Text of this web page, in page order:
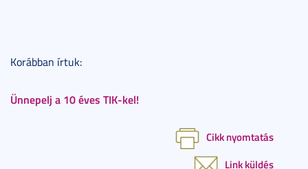
Korábban írtuk:
Ünnepelj a 10 éves TIK-kel!
Cikk nyomtatás
Link küldés